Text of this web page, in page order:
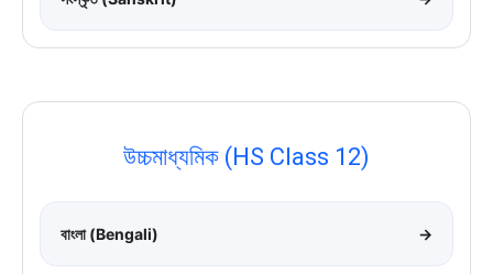
উচ্চমাধ্যমিক (HS Class 12)
বাংলা (Bengali) →